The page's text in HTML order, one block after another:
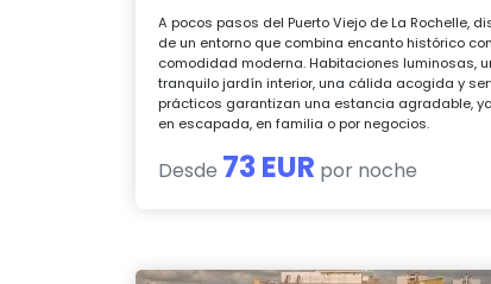
A pocos pasos del Puerto Viejo de La Rochelle,
de un entorno que combina encanto histórico con
comodidad moderna. Habitaciones luminosas,
tranquilo jardín interior, una cálida acogida y
prácticos garantizan una estancia agradable,
en escapada, en familia o por negocios.
Desde 73 EUR por noche